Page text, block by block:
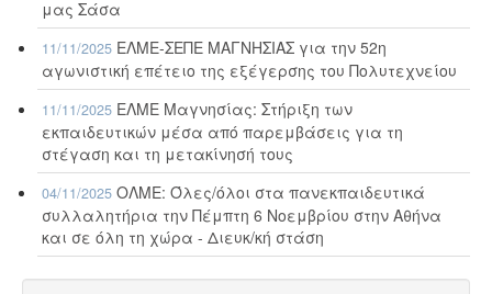
μας Σάσα
11/11/2025 ΕΛΜΕ-ΣΕΠΕ ΜΑΓΝΗΣΙΑΣ για την 52η
αγωνιστική επέτειο της εξέγερσης του Πολυτεχνείου
11/11/2025 ΕΛΜΕ Μαγνησίας: Στήριξη των
εκπαιδευτικών μέσα από παρεμβάσεις για τη
στέγαση και τη μετακίνησή τους
04/11/2025 ΟΛΜΕ: Όλες/όλοι στα πανεκπαιδευτικά
συλλαλητήρια την Πέμπτη 6 Νοεμβρίου στην Αθήνα
και σε όλη τη χώρα - Διευκ/κή στάση